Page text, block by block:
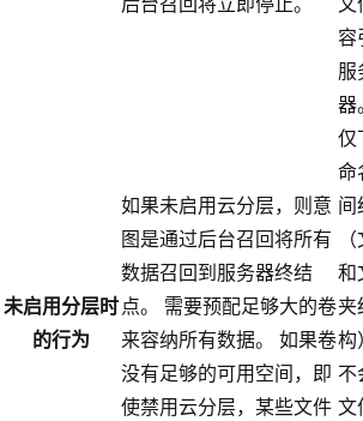
容
服
器。
未启用分层时
的行为
如果未启用云分层，则意
图是通过后台召回将所有
数据召回到服务器终结
点。 需要预配足够大的卷
来容纳所有数据。 如果卷
没有足够的可用空间，即
使禁用云分层，某些文件
仅
命
间
和
夹
构
不
文